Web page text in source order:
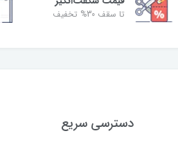
تا سقف 30% تخفیف
دسترسی سریع